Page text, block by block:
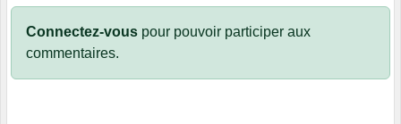
Connectez-vous pour pouvoir participer aux
commentaires.